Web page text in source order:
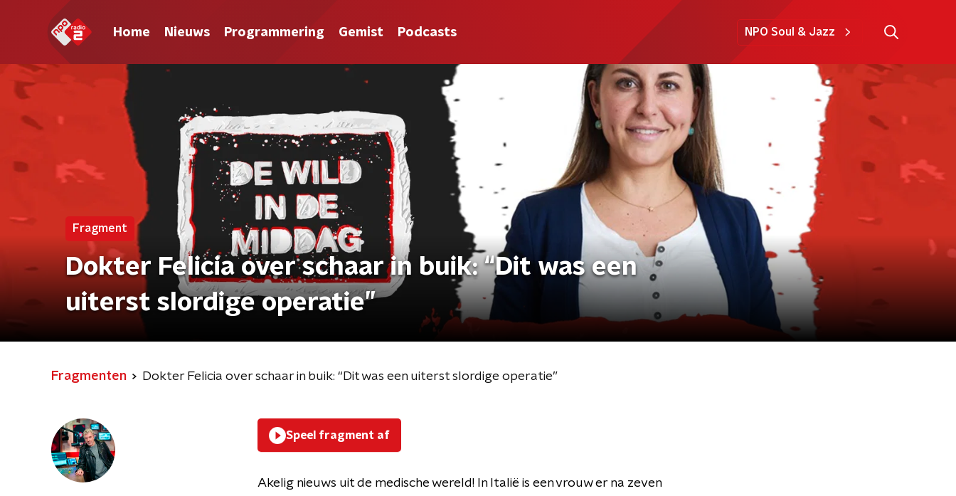
Home Nieuws Programmering Gemist Podcasts NPO Soul & Jazz
Fragment
Dokter Felicia over schaar in buik: “Dit was een
uiterst slordige operatie”
Fragmenten Dokter Felicia over schaar in buik: “Dit was een uiterst slordige operatie”
Speel fragment af
Akelig nieuws uit de medische wereld! In Italië is een vrouw er na zeven